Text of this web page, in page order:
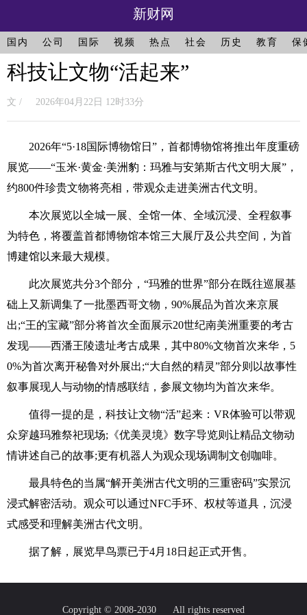
新财网
国内 公司 国际 视频 热点 社会 历史 教育 保
科技让文物“活起来”
文 / 2026年04月22日 12时33分
2026年“5·18国际博物馆日”，首都博物馆将推出年度重磅
展览——“玉米·黄金·美洲豹：玛雅与安第斯古代文明大展”，
约800件珍贵文物将亮相，带观众走进美洲古代文明。
本次展览以全城一展、全馆一体、全域沉浸、全程叙事
为特色，将覆盖首都博物馆本馆三大展厅及公共空间，为首
博建馆以来最大规模。
此次展览共分3个部分，“玛雅的世界”部分在既往巡展基
础上又新调集了一批墨西哥文物，90%展品为首次来京展
出;“王的宝藏”部分将首次全面展示20世纪南美洲重要的考古
发现——西潘王陵遗址考古成果，其中80%文物首次来华，5
0%为首次离开秘鲁对外展出;“大自然的精灵”部分则以故事性
叙事展现人与动物的情感联结，参展文物均为首次来华。
值得一提的是，科技让文物“活”起来：VR体验可以带观
众穿越玛雅祭祀现场;《优美灵境》数字导览则让精品文物动
情讲述自己的故事;更有机器人为观众现场调制文创咖啡。
最具特色的当属“解开美洲古代文明的三重密码”实景沉
浸式解密活动。观众可以通过NFC手环、权杖等道具，沉浸
式感受和理解美洲古代文明。
据了解，展览早鸟票已于4月18日起正式开售。
Copyright © 2008-2030 All rights reserved